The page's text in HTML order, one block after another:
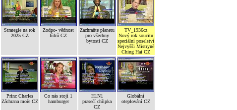
Strategie na rok
2025 CZ
Zodpo- vědnost
lídrů CZ
Zachraňte planetu
pro všechny
bytosti CZ
TV_1936cz
Nový rok soucitu
speciální poselství
Nejvyšši Mistryně
Ching Hai CZ
Princ Charles
Záchrana moře CZ
Co nás stojí 1
hamburger
H1N1
prasečí chřipka
CZ
Globální
oteplování CZ